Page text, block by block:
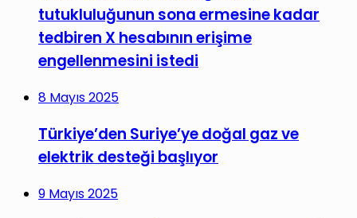
tutukluluğunun sona ermesine kadar
tedbiren X hesabının erişime
engellenmesini istedi
8 Mayıs 2025
Türkiye’den Suriye’ye doğal gaz ve
elektrik desteği başlıyor
9 Mayıs 2025